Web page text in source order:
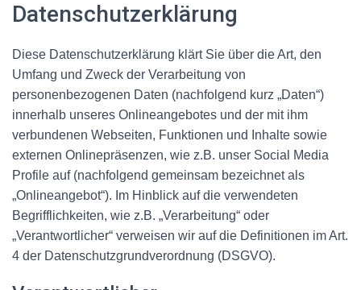
Datenschutzerklärung
Diese Datenschutzerklärung klärt Sie über die Art, den
Umfang und Zweck der Verarbeitung von
personenbezogenen Daten (nachfolgend kurz „Daten“)
innerhalb unseres Onlineangebotes und der mit ihm
verbundenen Webseiten, Funktionen und Inhalte sowie
externen Onlinepräsenzen, wie z.B. unser Social Media
Profile auf (nachfolgend gemeinsam bezeichnet als
„Onlineangebot“). Im Hinblick auf die verwendeten
Begrifflichkeiten, wie z.B. „Verarbeitung“ oder
„Verantwortlicher“ verweisen wir auf die Definitionen im Art.
4 der Datenschutzgrundverordnung (DSGVO).